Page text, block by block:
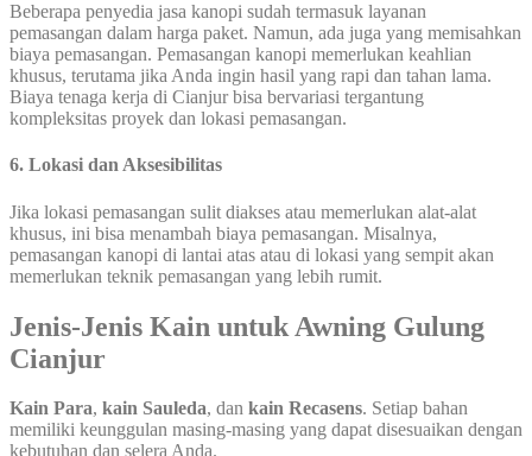
Beberapa penyedia jasa kanopi sudah termasuk layanan
pemasangan dalam harga paket. Namun, ada juga yang memisahkan
biaya pemasangan. Pemasangan kanopi memerlukan keahlian
khusus, terutama jika Anda ingin hasil yang rapi dan tahan lama.
Biaya tenaga kerja di Cianjur bisa bervariasi tergantung
kompleksitas proyek dan lokasi pemasangan.
6. Lokasi dan Aksesibilitas
Jika lokasi pemasangan sulit diakses atau memerlukan alat-alat
khusus, ini bisa menambah biaya pemasangan. Misalnya,
pemasangan kanopi di lantai atas atau di lokasi yang sempit akan
memerlukan teknik pemasangan yang lebih rumit.
Jenis-Jenis Kain untuk Awning Gulung
Cianjur
Kain Para, kain Sauleda, dan kain Recasens. Setiap bahan
memiliki keunggulan masing-masing yang dapat disesuaikan dengan
kebutuhan dan selera Anda.